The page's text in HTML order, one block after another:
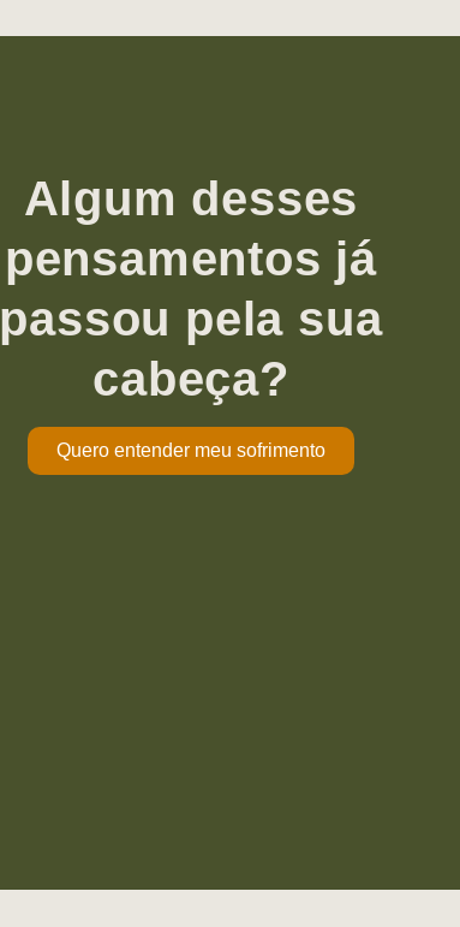
Algum desses
pensamentos já
passou pela sua
cabeça?
Quero entender meu sofrimento